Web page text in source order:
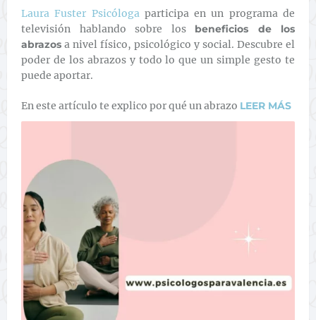
Laura Fuster Psicólogaparticipa en un programa de
televisión hablando sobre los beneficios de los
abrazos a nivel físico, psicológico y social. Descubre el
poder de los abrazos y todo lo que un simple gesto te
puede aportar.
En este artículo te explico por qué un abrazo LEER MÁS